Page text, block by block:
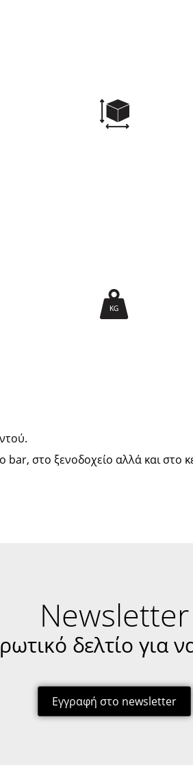
bar, στο ξενοδοχείο αλλά και
Newsletter
δελτίο για
Εγγραφή στο newsletter